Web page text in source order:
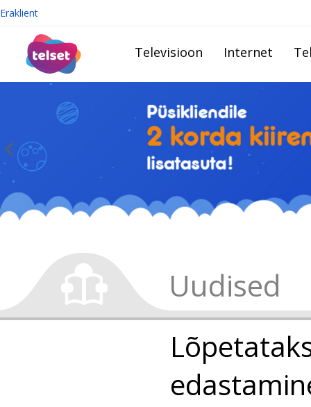
Eraklient
Televisioon Internet
Uudised